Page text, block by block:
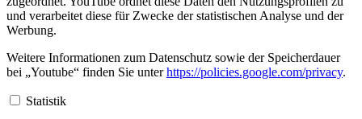
und verarbeitet diese für Zwecke der statistischen Analyse und der
Werbung.
Weitere Informationen zum Datenschutz sowie der Speicherdauer
bei „Youtube“ finden Sie unterhttps://policies.google.com/privacy.
Statistik